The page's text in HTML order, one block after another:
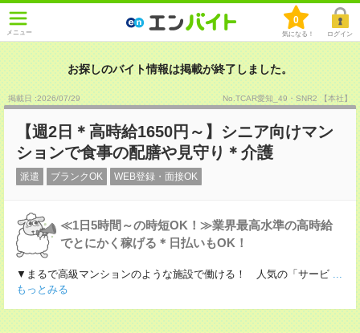
メニュー
0
気になる！ ログイン
お探しのバイト情報は掲載が終了しました。
掲載日 :2026/07/29 No.TCAR愛知_49・SNR2 【本社】
【週2日＊高時給1650円～】シニア向けマン
ションで食事の配膳や見守り＊介護
派遣 ブランクOK WEB登録・面接OK
≪1日5時間～の時短OK！≫業界最高水準の高時給
でとにかく稼げる＊日払いもOK！
▼まるで高級マンションのような施設で働ける！ 人気の「サービ ...
もっとみる